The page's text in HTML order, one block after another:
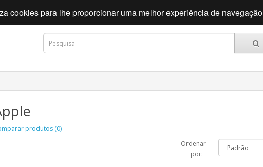
produtos (0)
Ordenar
por:
cookies para lhe proporcionar uma melhor experiência de navegação